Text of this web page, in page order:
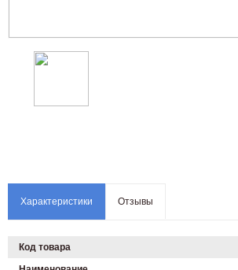
Характеристики Отзывы
Код товара